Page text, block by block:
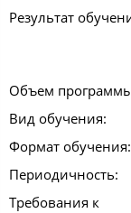
Результат
Объем
Вид обучения:
Формат обучения:
Периодичность:
Требования к